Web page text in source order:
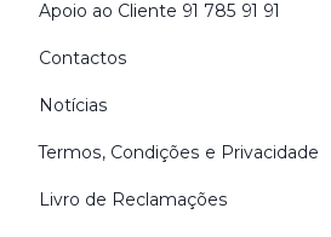
Apoio ao Cliente 91 785 91 91
Contactos
Notícias
Termos, Condições e Privacidade
Livro de Reclamações